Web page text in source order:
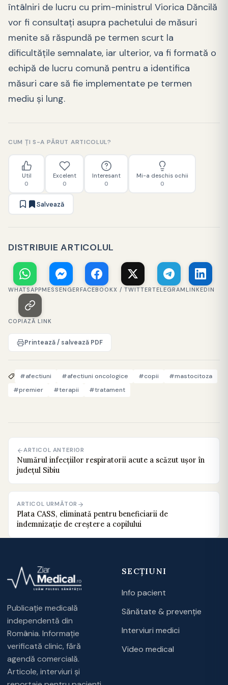
întâlniri de lucru cu prim-ministrul Viorica Dăncilă
vor fi consultaţi asupra pachetului de măsuri
menite să răspundă pe termen scurt la
dificultăţile semnalate, iar ulterior, va fi formată o
echipă de lucru comună pentru a identifica
măsuri care să fie implementate pe termen
mediu şi lung.
CUM ȚI S-A PĂRUT ARTICOLUL?
Util
0
Excelent
0
Interesant
0
Mi-a deschis ochii
0
Salvează
DISTRIBUIE ARTICOLUL
WHATSAPPMESSENGERFACEBOOKX / TWITTERTELEGRAMLINKEDIN
COPIAZĂ LINK
Printează / salvează PDF
#afectiuni #afectiuni oncologice #copii
#mastocitoza
#premier
#terapii #tratament
ARTICOL ANTERIOR
Numărul infecțiilor respiratorii acute a scăzut ușor în
județul Sibiu
ARTICOL URMĂTOR
Plata CASS, eliminată pentru beneficiarii de
indemnizaţie de creştere a copilului
Publicație medicală
independentă din
România. Informație
verificată clinic, fără
agendă comercială.
Articole, interviuri și
SECȚIUNI
Info pacient
Sănătate & prevenție
Interviuri medici
Video medical